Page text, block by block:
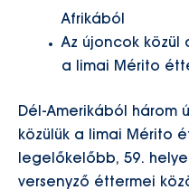
Afrikából
Az újoncok közül
a limai Mérito
Dél-Amerikából három
közülük a limai Mérito
legelőkelőbb, 59.
versenyző éttermei